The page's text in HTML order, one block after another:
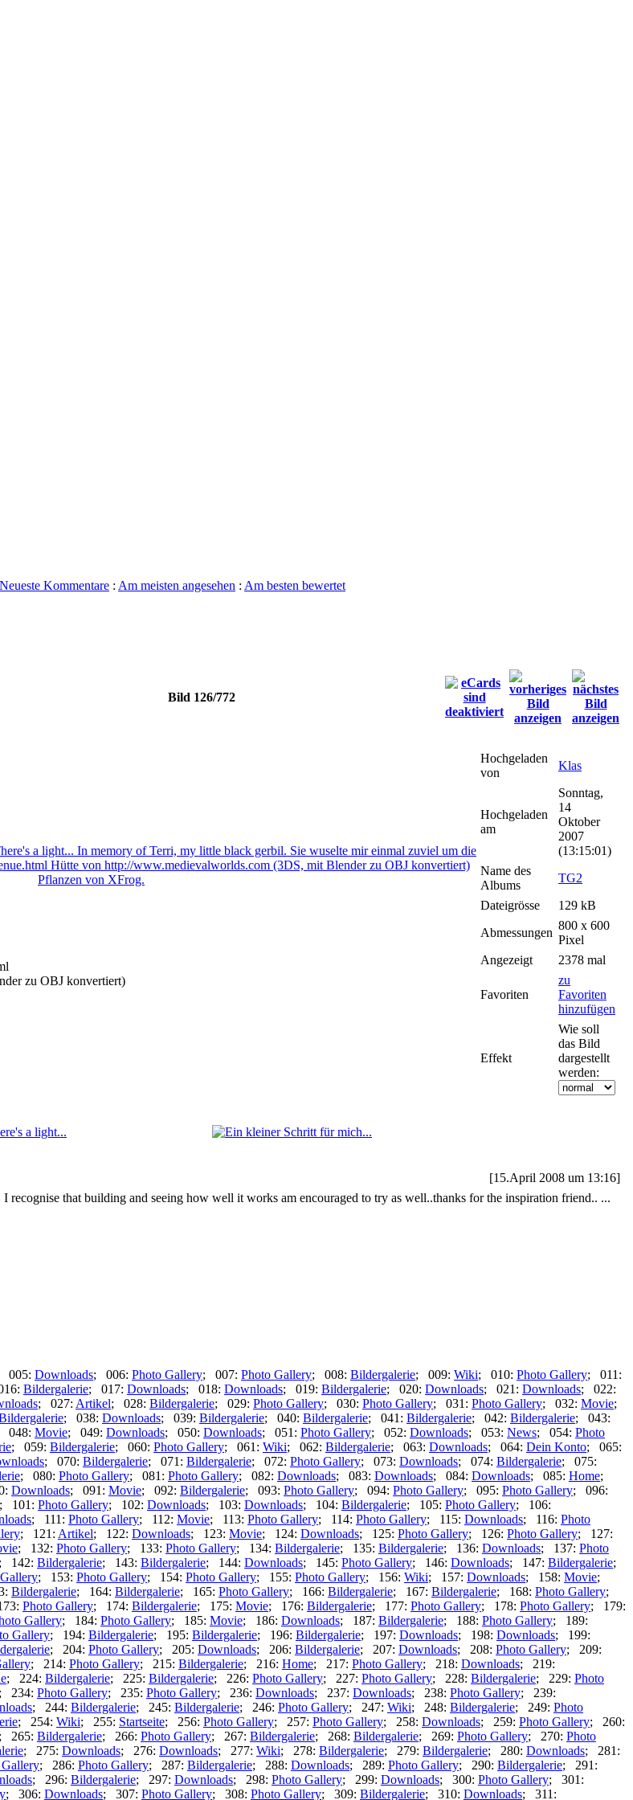
Neueste Kommentare : Am meisten angesehen : Am besten bewertet
Bild 126/772
zu OBJ konvertiert)
Hochgeladen
von
Klas
Hochgeladen
am
Sonntag,
14
Oktober
2007
(13:15:01)
Name des
Albums
TG2
Dateigrösse
129 kB
Abmessungen
800 x 600
Pixel
Angezeigt
2378 mal
Favoriten
zu
Favoriten
hinzufügen
Effekt
Wie soll
das Bild
dargestellt
werden:
[15.April 2008 um 13:16]
recognise that building and seeing how well it works am encouraged to try as well..thanks for the inspiration friend.. ...
005: Downloads; 006: Photo Gallery; 007: Photo Gallery; 008: Bildergalerie; 009: Wiki; 010: Photo Gallery; 011:
Bildergalerie; 017: Downloads; 018: Downloads; 019: Bildergalerie; 020: Downloads; 021: Downloads; 022:
; 027: Artikel; 028: Bildergalerie; 029: Photo Gallery; 030: Photo Gallery; 031: Photo Gallery; 032: Movie;
; 038: Downloads; 039: Bildergalerie; 040: Bildergalerie; 041: Bildergalerie; 042: Bildergalerie; 043:
048: Movie; 049: Downloads; 050: Downloads; 051: Photo Gallery; 052: Downloads; 053: News; 054: Photo
; 059: Bildergalerie; 060: Photo Gallery; 061: Wiki; 062: Bildergalerie; 063: Downloads; 064: Dein Konto; 065:
; 070: Bildergalerie; 071: Bildergalerie; 072: Photo Gallery; 073: Downloads; 074: Bildergalerie; 075:
; 080: Photo Gallery; 081: Photo Gallery; 082: Downloads; 083: Downloads; 084: Downloads; 085: Home;
Downloads; 091: Movie; 092: Bildergalerie; 093: Photo Gallery; 094: Photo Gallery; 095: Photo Gallery; 096:
; 101: Photo Gallery; 102: Downloads; 103: Downloads; 104: Bildergalerie; 105: Photo Gallery; 106:
; 111: Photo Gallery; 112: Movie; 113: Photo Gallery; 114: Photo Gallery; 115: Downloads; 116: Photo
; 121: Artikel; 122: Downloads; 123: Movie; 124: Downloads; 125: Photo Gallery; 126: Photo Gallery; 127:
; 132: Photo Gallery; 133: Photo Gallery; 134: Bildergalerie; 135: Bildergalerie; 136: Downloads; 137: Photo
; 142: Bildergalerie; 143: Bildergalerie; 144: Downloads; 145: Photo Gallery; 146: Downloads; 147: Bildergalerie;
; 153: Photo Gallery; 154: Photo Gallery; 155: Photo Gallery; 156: Wiki; 157: Downloads; 158: Movie;
Bildergalerie; 164: Bildergalerie; 165: Photo Gallery; 166: Bildergalerie; 167: Bildergalerie; 168: Photo Gallery;
Photo Gallery; 174: Bildergalerie; 175: Movie; 176: Bildergalerie; 177: Photo Gallery; 178: Photo Gallery; 179:
Gallery; 184: Photo Gallery; 185: Movie; 186: Downloads; 187: Bildergalerie; 188: Photo Gallery; 189:
Gallery; 194: Bildergalerie; 195: Bildergalerie; 196: Bildergalerie; 197: Downloads; 198: Downloads; 199:
; 204: Photo Gallery; 205: Downloads; 206: Bildergalerie; 207: Downloads; 208: Photo Gallery; 209:
; 214: Photo Gallery; 215: Bildergalerie; 216: Home; 217: Photo Gallery; 218: Downloads; 219:
; 224: Bildergalerie; 225: Bildergalerie; 226: Photo Gallery; 227: Photo Gallery; 228: Bildergalerie; 229: Photo
; 234: Photo Gallery; 235: Photo Gallery; 236: Downloads; 237: Downloads; 238: Photo Gallery; 239:
; 244: Bildergalerie; 245: Bildergalerie; 246: Photo Gallery; 247: Wiki; 248: Bildergalerie; 249: Photo
; 254: Wiki; 255: Startseite; 256: Photo Gallery; 257: Photo Gallery; 258: Downloads; 259: Photo Gallery; 260:
; 265: Bildergalerie; 266: Photo Gallery; 267: Bildergalerie; 268: Bildergalerie; 269: Photo Gallery; 270: Photo
; 275: Downloads; 276: Downloads; 277: Wiki; 278: Bildergalerie; 279: Bildergalerie; 280: Downloads; 281:
; 286: Photo Gallery; 287: Bildergalerie; 288: Downloads; 289: Photo Gallery; 290: Bildergalerie; 291:
; 296: Bildergalerie; 297: Downloads; 298: Photo Gallery; 299: Downloads; 300: Photo Gallery; 301:
; 306: Downloads; 307: Photo Gallery; 308: Photo Gallery; 309: Bildergalerie; 310: Downloads; 311: